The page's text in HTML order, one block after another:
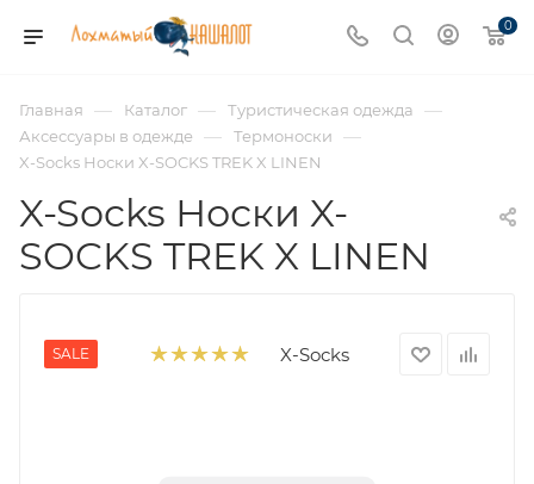
0
Главная — Каталог — Туристическая одежда —
Аксессуары в одежде — Термоноски —
X-Socks Носки X-SOCKS TREK X LINEN
X-Socks Носки X-
SOCKS TREK X LINEN
SALE X-Socks